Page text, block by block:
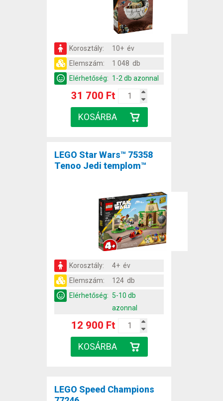
Korosztály:
10+ év
Elemszám:
1 048 db
Elérhetőség: 1-2 db azonnal
31 700 Ft
LEGO Star Wars™ 75358
Tenoo Jedi templom™
Korosztály:
4+ év
Elemszám:
124 db
Elérhetőség: 5-10 db
azonnal
12 900 Ft
LEGO Speed Champions